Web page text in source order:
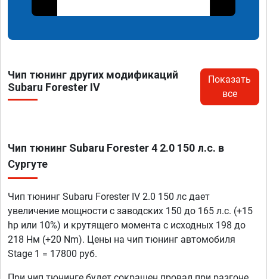
Чип тюнинг других модификаций
Subaru Forester IV
Показать
все
Чип тюнинг Subaru Forester 4 2.0 150 л.с. в
Сургуте
Чип тюнинг Subaru Forester IV 2.0 150 лс дает
увеличение мощности с заводских 150 до 165 л.с. (+15
hp или 10%) и крутящего момента с исходных 198 до
218 Нм (+20 Nm). Цены на чип тюнинг автомобиля
Stage 1 = 17800 руб.